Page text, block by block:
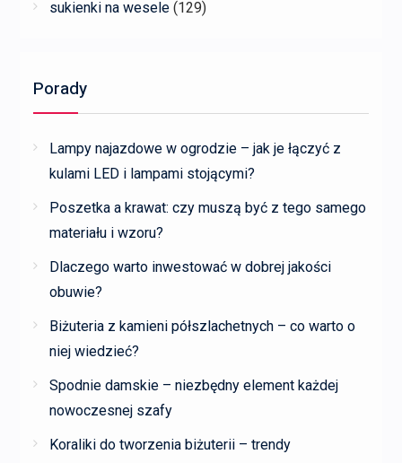
sukienki na wesele (129)
Porady
Lampy najazdowe w ogrodzie – jak je łączyć z
kulami LED i lampami stojącymi?
Poszetka a krawat: czy muszą być z tego samego
materiału i wzoru?
Dlaczego warto inwestować w dobrej jakości
obuwie?
Biżuteria z kamieni półszlachetnych – co warto o
niej wiedzieć?
Spodnie damskie – niezbędny element każdej
nowoczesnej szafy
Koraliki do tworzenia biżuterii – trendy